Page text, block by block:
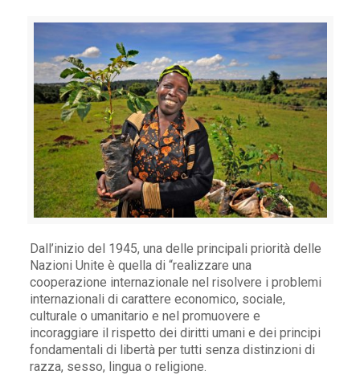
Dall’inizio del 1945, una delle principali priorità delle
Nazioni Unite è quella di “realizzare una
cooperazione internazionale nel risolvere i problemi
internazionali di carattere economico, sociale,
culturale o umanitario e nel promuovere e
incoraggiare il rispetto dei diritti umani e dei principi
fondamentali di libertà per tutti senza distinzioni di
razza, sesso, lingua o religione.